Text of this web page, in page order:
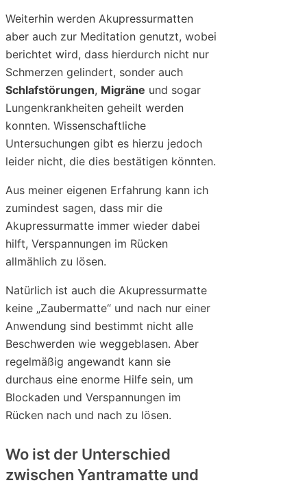
Weiterhin werden Akupressurmatten
aber auch zur Meditation genutzt, wobei
berichtet wird, dass hierdurch nicht nur
Schmerzen gelindert, sonder auch
Schlafstörungen, Migräne und sogar
Lungenkrankheiten geheilt werden
konnten. Wissenschaftliche
Untersuchungen gibt es hierzu jedoch
leider nicht, die dies bestätigen könnten.
Aus meiner eigenen Erfahrung kann ich
zumindest sagen, dass mir die
Akupressurmatte immer wieder dabei
hilft, Verspannungen im Rücken
allmählich zu lösen.
Natürlich ist auch die Akupressurmatte
keine „Zaubermatte“ und nach nur einer
Anwendung sind bestimmt nicht alle
Beschwerden wie weggeblasen. Aber
regelmäßig angewandt kann sie
durchaus eine enorme Hilfe sein, um
Blockaden und Verspannungen im
Rücken nach und nach zu lösen.
Wo ist der Unterschied
zwischen Yantramatte und